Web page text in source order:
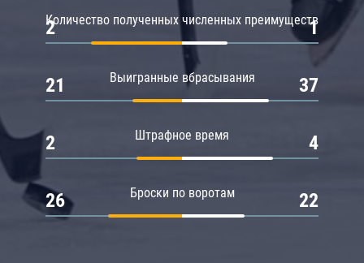
Количество полученных численных преимуществ
2 1
Выигранные вбрасывания
21 37
Штрафное время
2 4
Броски по воротам
26 22